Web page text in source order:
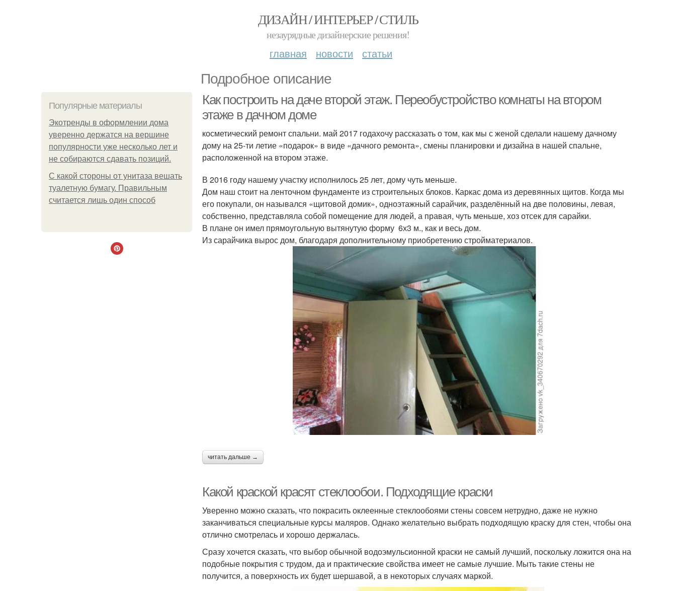
ДИЗАЙН / ИНТЕРЬЕР / СТИЛЬ
незаурядные дизайнерские решения!
главная новости статьи
Подробное описание
Популярные материалы
Экотренды в оформлении дома
уверенно держатся на вершине
популярности уже несколько лет и
не собираются сдавать позиций.
С какой стороны от унитаза вешать
туалетную бумагу. Правильным
считается лишь один способ
Как построить на даче второй этаж. Переобустройство комнаты на втором
этаже в дачном доме
косметический ремонт спальни. май 2017 годахочу рассказать о том, как мы с женой сделали нашему дачному
дому на 25-ти летие «подарок» в виде «дачного ремонта», смены планировки и дизайна в нашей спальне,
расположенной на втором этаже.
В 2016 году нашему участку исполнилось 25 лет, дому чуть меньше.
Дом наш стоит на ленточном фундаменте из строительных блоков. Каркас дома из деревянных щитов. Когда мы
его покупали, он назывался «щитовой домик», одноэтажный сарайчик, разделённый на две половины, левая,
собственно, представляла собой помещение для людей, а правая, чуть меньше, хоз отсек для сарайки.
В плане он имел прямоугольную вытянутую форму 6х3 м., как и весь дом.
Из сарайчика вырос дом, благодаря дополнительному приобретению стройматериалов.
читать дальше →
Какой краской красят стеклообои. Подходящие краски
Уверенно можно сказать, что покрасить оклеенные стеклообоями стены совсем нетрудно, даже не нужно
заканчиваться специальные курсы маляров. Однако желательно выбрать подходящую краску для стен, чтобы она
отлично смотрелась и хорошо держалась.
Сразу хочется сказать, что выбор обычной водоэмульсионной краски не самый лучший, поскольку ложится она на
подобные покрытия с трудом, да и практические свойства имеет не самые лучшие. Мыть такие стены не
получится, а поверхность их будет шершавой, а в некоторых случаях маркой.